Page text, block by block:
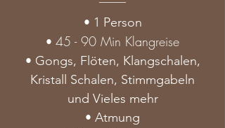
• 1 Person
• 45 - 90 Min Klangreise
• Gongs, Flöten, Klangschalen,
Kristall Schalen, Stimmgabeln
und Vieles mehr
• Atmung